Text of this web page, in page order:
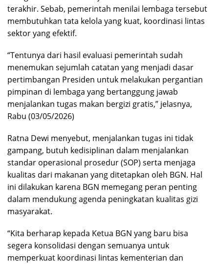
terakhir. Sebab, pemerintah menilai lembaga tersebut
membutuhkan tata kelola yang kuat, koordinasi lintas
sektor yang efektif.
“Tentunya dari hasil evaluasi pemerintah sudah
menemukan sejumlah catatan yang menjadi dasar
pertimbangan Presiden untuk melakukan pergantian
pimpinan di lembaga yang bertanggung jawab
menjalankan tugas makan bergizi gratis,” jelasnya,
Rabu (03/05/2026)
Ratna Dewi menyebut, menjalankan tugas ini tidak
gampang, butuh kedisiplinan dalam menjalankan
standar operasional prosedur (SOP) serta menjaga
kualitas dari makanan yang ditetapkan oleh BGN. Hal
ini dilakukan karena BGN memegang peran penting
dalam mendukung agenda peningkatan kualitas gizi
masyarakat.
“Kita berharap kepada Ketua BGN yang baru bisa
segera konsolidasi dengan semuanya untuk
memperkuat koordinasi lintas kementerian dan